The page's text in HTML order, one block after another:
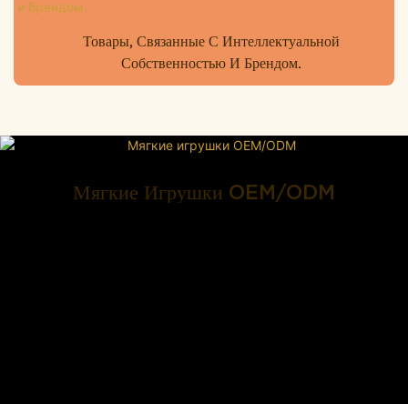
Товары, Связанные С Интеллектуальной
Собственностью И Брендом.
Мягкие Игрушки OEM/ODM